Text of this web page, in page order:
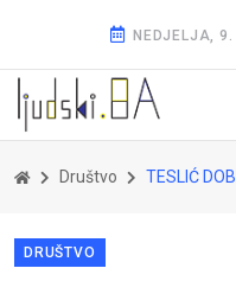
NEDJELJA,
Društvo TESLIĆ DOBIO POMOĆ IZ F BIH:
DRUŠTVO